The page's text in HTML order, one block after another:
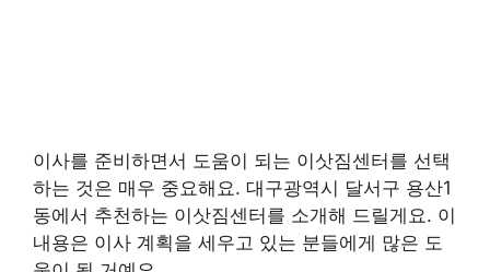
이사를 준비하면서 도움이 되는 이삿짐센터를 선택
하는 것은 매우 중요해요. 대구광역시 달서구 용산1
동에서 추천하는 이삿짐센터를 소개해 드릴게요. 이
내용은 이사 계획을 세우고 있는 분들에게 많은 도